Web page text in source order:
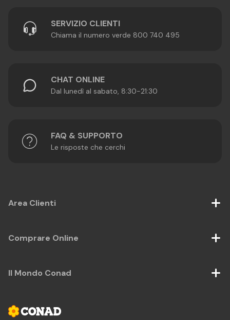
SERVIZIO CLIENTI
Chiama il numero verde 800 740 495
CHAT ONLINE
Dal lunedì al sabato, 8:30-21:30
FAQ & SUPPORTO
Le risposte che cerchi
Area Clienti
Comprare Online
Il Mondo Conad